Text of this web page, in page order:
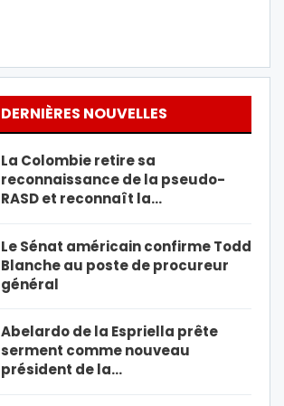
DERNIÈRES NOUVELLES
La Colombie retire sa
reconnaissance de la pseudo-
RASD et reconnaît la…
Le Sénat américain confirme Todd
Blanche au poste de procureur
général
Abelardo de la Espriella prête
serment comme nouveau
président de la…